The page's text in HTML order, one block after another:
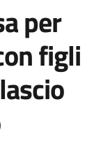
per
figli